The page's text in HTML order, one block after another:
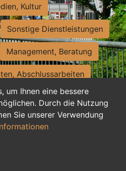
um Ihnen eine bessere
Durch die Nutzung
Sie unserer Verwendung
Kultur
Sonstige Dienstleistungen
Management, Beratung
Abschlussarbeiten
Sekretariat
Nebenjobs
duale Ausbildung